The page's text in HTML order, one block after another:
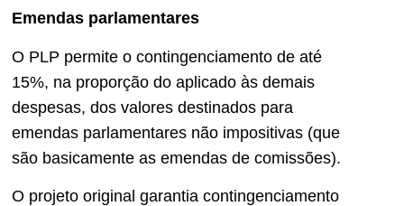
Emendas parlamentares
O PLP permite o contingenciamento de até
15%, na proporção do aplicado às demais
despesas, dos valores destinados para
emendas parlamentares não impositivas (que
são basicamente as emendas de comissões).
O projeto original garantia contingenciamento